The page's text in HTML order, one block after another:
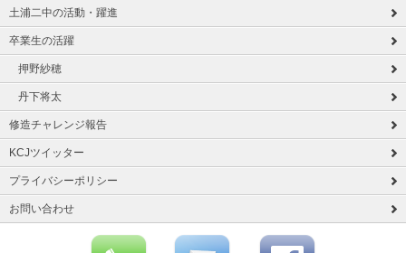
土浦二中の活動・躍進
卒業生の活躍
押野紗穂
丹下将太
修造チャレンジ報告
KCJツイッター
プライバシーポリシー
お問い合わせ